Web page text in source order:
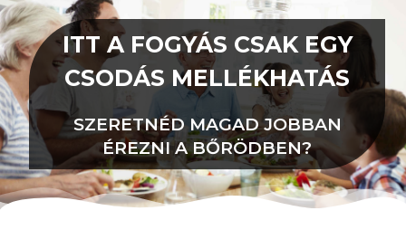
ITT A FOGYÁS CSAK EGY
CSODÁS MELLÉKHATÁS
SZERETNÉD MAGAD JOBBAN
ÉREZNI A BŐRÖDBEN?